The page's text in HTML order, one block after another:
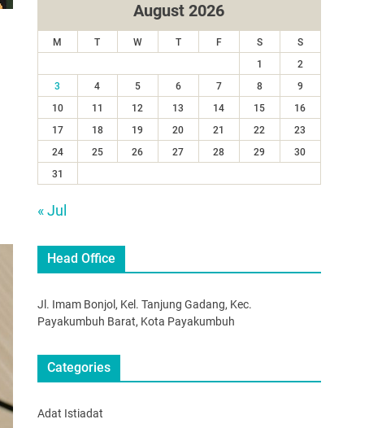
August 2026
M T W T F S
S
1
2
3
4 5 6 7 8
9
10
11 12 13 14 15
16
17
18 19 20 21 22
23
24
25 26 27 28 29
30
31
« Jul
Head Office
Jl. Imam Bonjol, Kel. Tanjung Gadang, Kec.
Payakumbuh Barat, Kota Payakumbuh
Categories
Adat Istiadat